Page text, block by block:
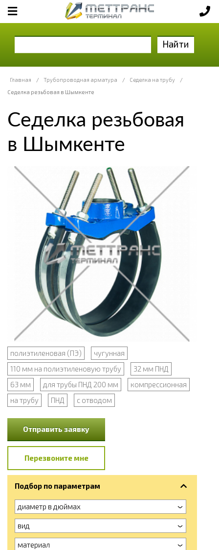
Найти
Главная / Трубопроводная арматура / Седелка на трубу
/
Седелка резьбовая в Шымкенте
Седелка резьбовая
в Шымкенте
полиэтиленовая (ПЭ)
чугунная
110 мм на полиэтиленовую трубу
32 мм ПНД
63 мм
для трубы ПНД 200 мм
компрессионная
на трубу
ПНД с отводом
Отправить заявку
Перезвоните мне
Подбор по параметрам
диаметр в дюймах
вид
материал